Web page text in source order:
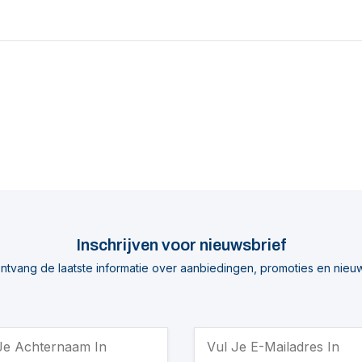
Inschrijven voor nieuwsbrief
de laatste informatie over aanbiedingen, promoties en